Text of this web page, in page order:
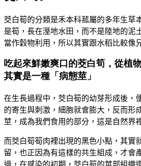
茭白筍的分類是禾本科菰屬的多年生草
是筍，長在溼地水田，而不是陸地的泥
當作穀物利用，所以其實跟水稻比較像
吃起來鮮嫩爽口的茭白筍，從植
其實是一種「病態莖」
在生長過程中，茭白筍的幼芽形成後，
的寄生與刺激，細胞就會膨大，反而形
莖，成為我們食用的部分，這是自然界
而茭白筍筍肉裡出現的黑色小點，其實
留，也正因為有這樣的共生組成，才會
過，在感染的初期，茭白筍的莖部組織